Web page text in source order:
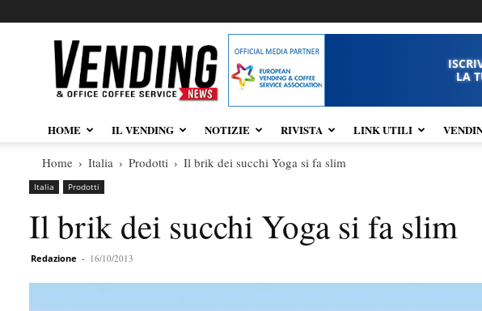
Vendingnews.it
LA
HOME IL VENDING NOTIZIE RIVISTA LINK UTILI
Home Italia Prodotti Il brik dei succhi Yoga si fa slim
Italia Prodotti
Il brik dei succhi Yoga si fa slim
Redazione - 16/10/2013